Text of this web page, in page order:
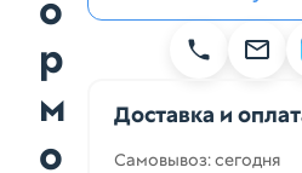
о
р
м
о
Доставка и
Самовывоз: сегодня